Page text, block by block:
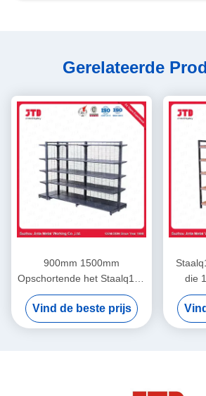
Gerelateerde
900mm 1500mm
Opschortende het Staalq195
2 Opgeruimde Plank van de
Gondelvertoning
Vind de beste prijs
die